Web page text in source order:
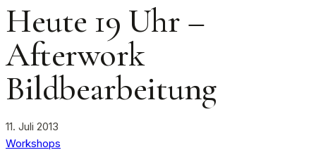
Heute 19 Uhr –
Afterwork
Bildbearbeitung
11. Juli 2013
Workshops